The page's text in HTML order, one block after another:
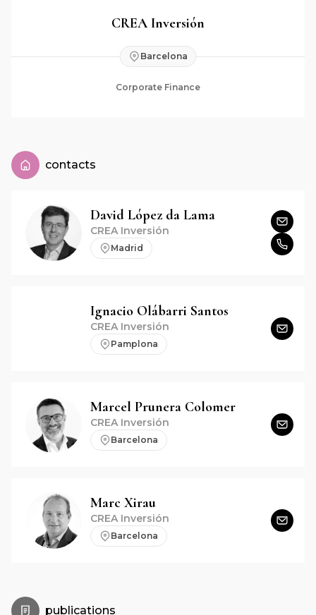
CREA Inversión
Barcelona
Corporate Finance
contacts
David López da Lama
CREA Inversión
Madrid
Ignacio Olábarri Santos
CREA Inversión
Pamplona
Marcel Prunera Colomer
CREA Inversión
Barcelona
Marc Xirau
CREA Inversión
Barcelona
publications